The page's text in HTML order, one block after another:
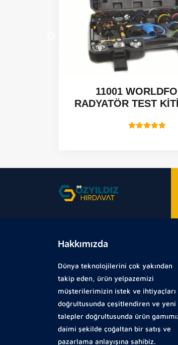
11001
RADYATÖR TEST
Hakkımızda
Dünya teknolojilerini çok yakından
takip eden, ürün yelpazemizi
müşterilerimizin istek ve ihtiyaçları
doğrultusunda çeşitlendiren ve yeni
talepler doğrultusunda ürün
daimi şekilde çoğaltan bir satış ve
pazarlama anlayışına sahibiz.